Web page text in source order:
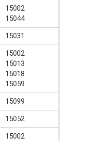
15002
15044
15031
15002
15013
15018
15059
15099
15052
15002